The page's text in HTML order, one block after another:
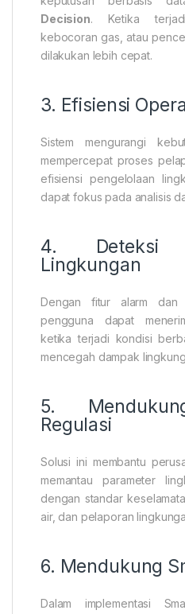
Decision. Ketika
kebocoran gas, atau
dilakukan lebih cepat.
3. Efisiensi
Sistem mengurangi
mempercepat proses
efisiensi pengelolaan
dapat fokus pada analisis
4. Deteksi
Lingkungan
Dengan fitur alarm dan
pengguna dapat
ketika terjadi kondisi
mencegah dampak
5.
Regulasi
Solusi ini membantu
memantau parameter
dengan standar
air, dan pelaporan
6. Mendukung
Dalam implementasi